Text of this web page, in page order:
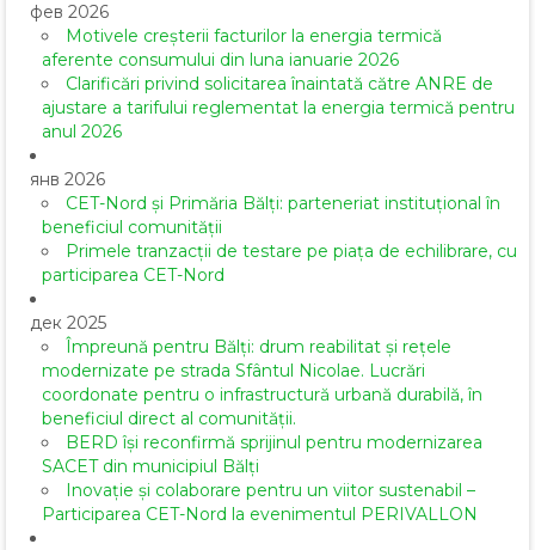
фев 2026
Motivele creșterii facturilor la energia termică
aferente consumului din luna ianuarie 2026
Clarificări privind solicitarea înaintată către ANRE de
ajustare a tarifului reglementat la energia termică pentru
anul 2026
янв 2026
CET-Nord și Primăria Bălți: parteneriat instituțional în
beneficiul comunității
Primele tranzacții de testare pe piața de echilibrare, cu
participarea CET-Nord
дек 2025
Împreună pentru Bălți: drum reabilitat și rețele
modernizate pe strada Sfântul Nicolae. Lucrări
coordonate pentru o infrastructură urbană durabilă, în
beneficiul direct al comunității.
BERD își reconfirmă sprijinul pentru modernizarea
SACET din municipiul Bălți
Inovație și colaborare pentru un viitor sustenabil –
Participarea CET-Nord la evenimentul PERIVALLON